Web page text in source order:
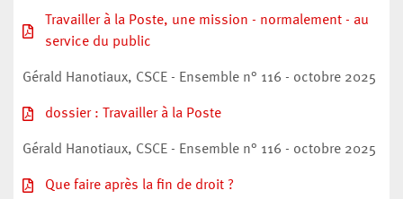
Travailler à la Poste, une mission - normalement - au
service du public
Gérald Hanotiaux, CSCE - Ensemble n° 116 - octobre 2025
dossier : Travailler à la Poste
Gérald Hanotiaux, CSCE - Ensemble n° 116 - octobre 2025
Que faire après la fin de droit ?